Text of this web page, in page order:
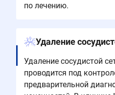
по лечению.
Удаление
Удаление сосудистой
проводится под
предварительной